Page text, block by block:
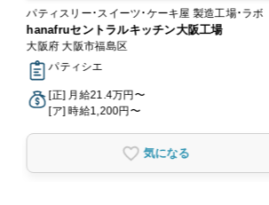
パティスリー・スイーツ・ケーキ屋 製造工場・ラボ
hanafruセントラルキッチン大阪工場
大阪府 大阪市福島区
パティシエ
[正] 月給21.4万円〜
[ア] 時給1,200円〜
気になる